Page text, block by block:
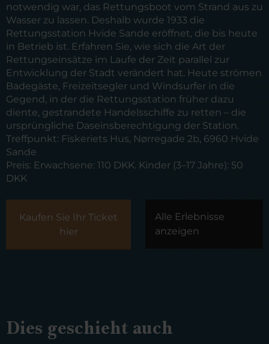
notwendig war, das Rettungsboot vom Strand aus zu
Wasser zu lassen. Deshalb wurde 1933 die
Rettungsstation Hvide Sande eröffnet, die bis heute
in Betrieb ist. Erfahren Sie, wie sich die Art der
Rettungseinsätze im Laufe der Zeit parallel zur
Entwicklung der Stadt verändert hat. Heute strömen
Badegäste, Freizeitsegler und Windsurfer in die
Gegend, in der die Rettungsstation früher dazu
diente, gestrandete Handelsschiffe zu retten – die
ursprüngliche Daseinsberechtigung der Station.
Treffpunkt: Fiskeriets Hus, Nørregade 2b, 6960 Hvide
Sande
Preis: Erwachsene: 110 DKK. Kinder (3–17 Jahre): 50
DKK
Kaufen Sie Ihr Ticket
hier
Alle Erlebnisse
anzeigen
Dies geschieht auch